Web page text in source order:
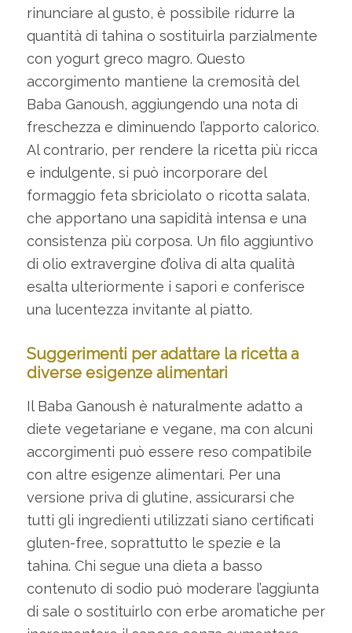
rinunciare al gusto, è possibile ridurre la
quantità di tahina o sostituirla parzialmente
con yogurt greco magro. Questo
accorgimento mantiene la cremosità del
Baba Ganoush, aggiungendo una nota di
freschezza e diminuendo l’apporto calorico.
Al contrario, per rendere la ricetta più ricca
e indulgente, si può incorporare del
formaggio feta sbriciolato o ricotta salata,
che apportano una sapidità intensa e una
consistenza più corposa. Un filo aggiuntivo
di olio extravergine d’oliva di alta qualità
esalta ulteriormente i sapori e conferisce
una lucentezza invitante al piatto.
Suggerimenti per adattare la ricetta a
diverse esigenze alimentari
Il Baba Ganoush è naturalmente adatto a
diete vegetariane e vegane, ma con alcuni
accorgimenti può essere reso compatibile
con altre esigenze alimentari. Per una
versione priva di glutine, assicurarsi che
tutti gli ingredienti utilizzati siano certificati
gluten-free, soprattutto le spezie e la
tahina. Chi segue una dieta a basso
contenuto di sodio può moderare l’aggiunta
di sale o sostituirlo con erbe aromatiche per